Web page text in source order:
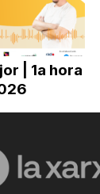
a
o
| 1a hora